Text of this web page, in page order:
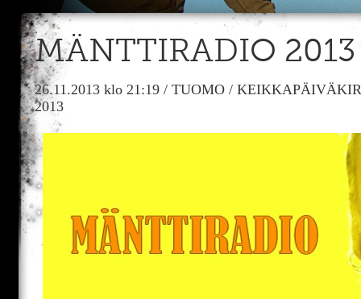
MÄNTTIRADIO 2013
26.11.2013 klo 21:19 / TUOMO /
2013